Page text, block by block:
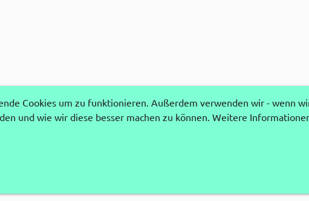
Cookies um zu funktionieren. Außerdem verwenden wir - wenn
und wie wir diese besser machen zu können. Weitere